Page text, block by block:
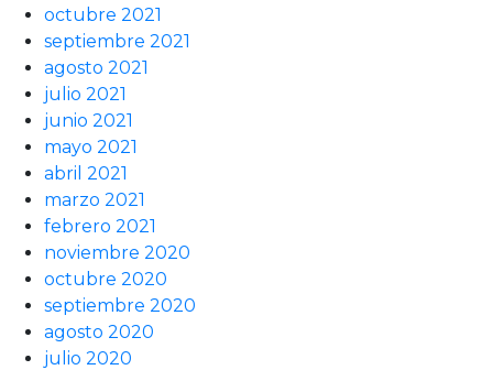
octubre 2021
septiembre 2021
agosto 2021
julio 2021
junio 2021
mayo 2021
abril 2021
marzo 2021
febrero 2021
noviembre 2020
octubre 2020
septiembre 2020
agosto 2020
julio 2020